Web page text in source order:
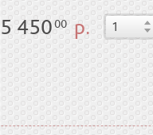
5 45000р.